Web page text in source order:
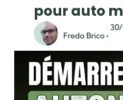
pour auto
Fredo Brico·